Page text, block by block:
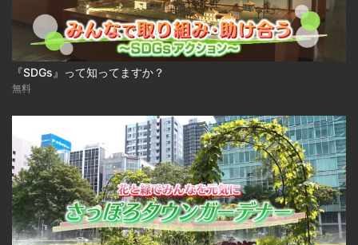
『SDGs』って知ってますか？
無料